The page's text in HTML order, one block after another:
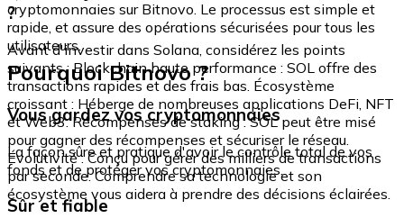
cryptomonnaies sur Bitnovo. Le processus est simple et
rapide, et assure des opérations sécurisées pour tous les
utilisateurs.
?
Avant d'investir dans Solana, considérez les points
suivants : Blockchain haute performance : SOL offre des
transactions rapides et des frais bas. Écosystème
croissant : Héberge de nombreuses applications DeFi, NFT
et Web3. Récompenses de staking : SOL peut être misé
pour gagner des récompenses et sécuriser le réseau.
Évolutivité : Conçu pour gérer des milliers de transactions
par seconde. Comprendre sa technologie et son
écosystème vous aidera à prendre des décisions éclairées.
Pourquoi Bitnovo ?
Vous gardez vos cryptomonnaies
La façon sûre et pratique d'avoir le contrôle total de vos
fonds et de protéger vos cryptomonnaies.
Sûr et fiable